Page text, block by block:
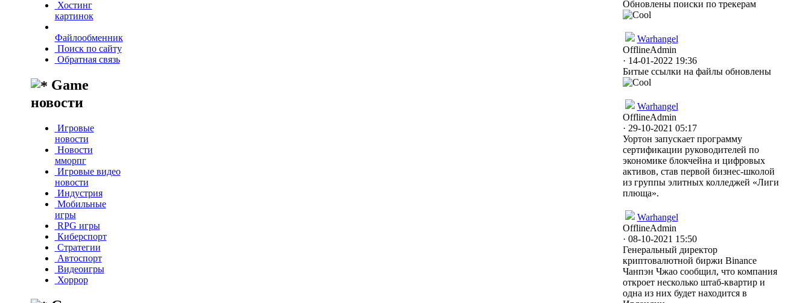
Хостинг
картинок
Файлообменник
Поиск по сайту
Обратная связь
Game
новости
Игровые
новости
Новости
мморпг
Игровые видео
новости
Индустрия
Мобильные
игры
RPG игры
Киберспорт
Стратегии
Автоспорт
Видеоигры
Хоррор
Обновлены поиски по трекерам
Warhangel
OfflineAdmin
· 14-01-2022 19:36
Битые ссылки на файлы обновлены
Warhangel
OfflineAdmin
· 29-10-2021 05:17
Уортон запускает программу
сертификации руководителей по
экономике блокчейна и цифровых
активов, став первой бизнес-школой
из группы элитных колледжей «Лиги
плюща».
Warhangel
OfflineAdmin
· 08-10-2021 15:50
Генеральный директор
криптовалютной биржи Binance
Чанпэн Чжао сообщил, что компания
откроет несколько штаб-квартир и
одна из них будет находится в